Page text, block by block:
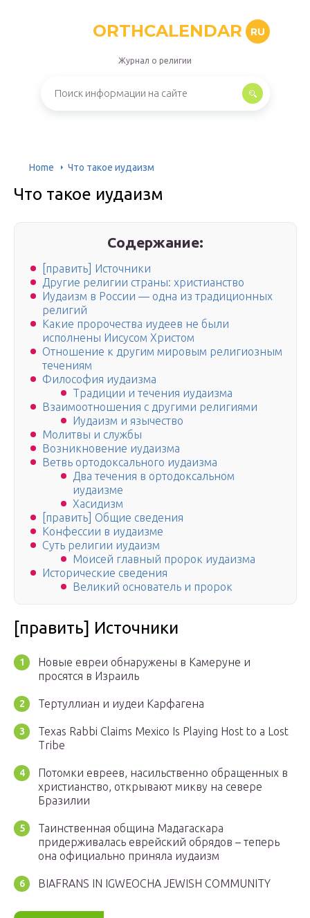
ORTHCALENDAR RU
Журнал о религии
Home Что такое иудаизм
Что такое иудаизм
Содержание:
[править] Источники
Другие религии страны: христианство
Иудаизм в России — одна из традиционных
религий
Какие пророчества иудеев не были
исполнены Иисусом Христом
Отношение к другим мировым религиозным
течениям
Философия иудаизма
Традиции и течения иудаизма
Взаимоотношения с другими религиями
Иудаизм и язычество
Молитвы и службы
Возникновение иудаизма
Ветвь ортодоксального иудаизма
Два течения в ортодоксальном
иудаизме
Хасидизм
[править] Общие сведения
Конфессии в иудаизме
Суть религии иудаизм
Моисей главный пророк иудаизма
Исторические сведения
Великий основатель и пророк
[править] Источники
Новые евреи обнаружены в Камеруне и
просятся в Израиль
Тертуллиан и иудеи Карфагена
Texas Rabbi Claims Mexico Is Playing Host to a Lost
Tribe
Потомки евреев, насильственно обращенных в
христианство, открывают микву на севере
Бразилии
Таинственная община Мадагаскара
придерживалась еврейский обрядов – теперь
она официально приняла иудаизм
BIAFRANS IN IGWEOCHA JEWISH COMMUNITY